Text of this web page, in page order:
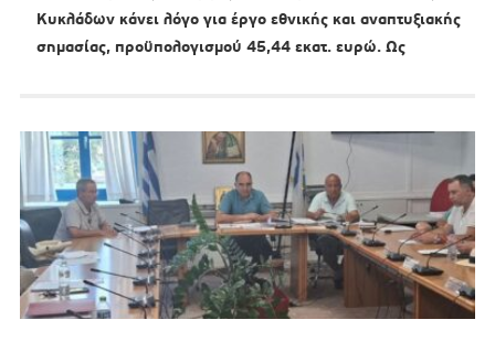
Κυκλάδων κάνει λόγο για έργο εθνικής και αναπτυξιακής
σημασίας, προϋπολογισμού 45,44 εκατ. ευρώ. Ως